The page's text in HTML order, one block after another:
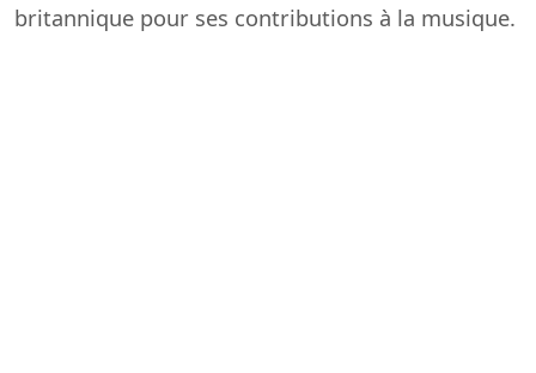
britannique pour ses contributions à la musique.